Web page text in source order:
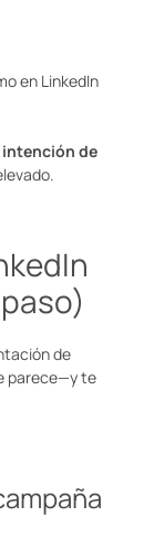
en LinkedIn
intención de
de
parece—y te